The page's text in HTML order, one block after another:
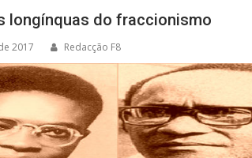
longínquas do fraccionismo
2017 Redacção F8